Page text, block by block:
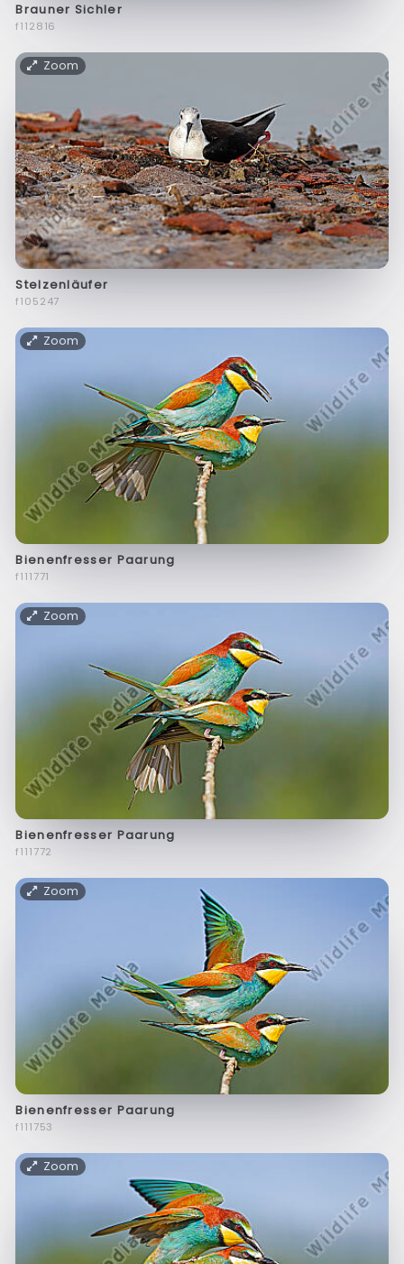
Brauner Sichler
f112816
Zoom
Stelzenläufer
f105247
Zoom
Bienenfresser Paarung
f111771
Zoom
Bienenfresser Paarung
f111772
Zoom
Bienenfresser Paarung
f111753
Zoom